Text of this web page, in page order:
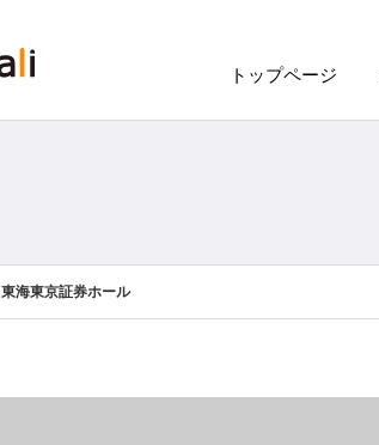
トップページ
東海東京証券ホール